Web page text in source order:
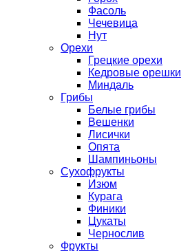
Фасоль
Чечевица
Нут
Орехи
Грецкие орехи
Кедровые орешки
Миндаль
Грибы
Белые грибы
Вешенки
Лисички
Опята
Шампиньоны
Сухофрукты
Изюм
Курага
Финики
Цукаты
Чернослив
Фрукты